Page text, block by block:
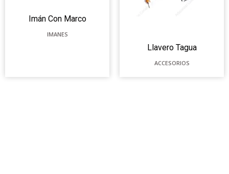
Imán Con Marco
IMANES
Llavero Tagua
ACCESORIOS